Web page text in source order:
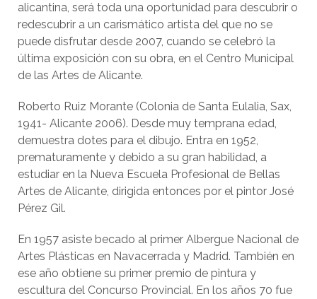
alicantina, será toda una oportunidad para descubrir o
redescubrir a un carismático artista del que no se
puede disfrutar desde 2007, cuando se celebró la
última exposición con su obra, en el Centro Municipal
de las Artes de Alicante.
Roberto Ruiz Morante (Colonia de Santa Eulalia, Sax,
1941- Alicante 2006). Desde muy temprana edad,
demuestra dotes para el dibujo. Entra en 1952,
prematuramente y debido a su gran habilidad, a
estudiar en la Nueva Escuela Profesional de Bellas
Artes de Alicante, dirigida entonces por el pintor José
Pérez Gil.
En 1957 asiste becado al primer Albergue Nacional de
Artes Plásticas en Navacerrada y Madrid. También en
ese año obtiene su primer premio de pintura y
escultura del Concurso Provincial. En los años 70 fue